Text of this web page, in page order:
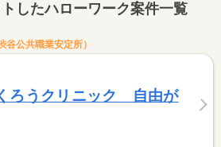
したハローワーク案件一覧
公共職業安定所）
ろうクリニック 自由が